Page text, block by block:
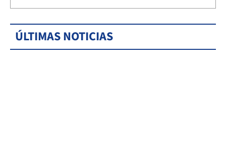
ÚLTIMAS NOTICIAS